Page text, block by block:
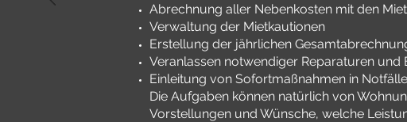
Abrechnung aller Nebenkosten mit den
Verwaltung der Mietkautionen
Erstellung der jährlichen
Veranlassen notwendiger Reparaturen und
Einleitung von Sofortmaßnahmen in
Die Aufgaben können natürlich von
Vorstellungen und Wünsche, welche